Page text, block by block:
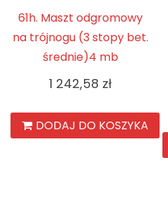
61h. Maszt odgromowy
na trójnogu (3 stopy bet.
średnie)4 mb
1 242,58 zł
DODAJ DO KOSZYKA